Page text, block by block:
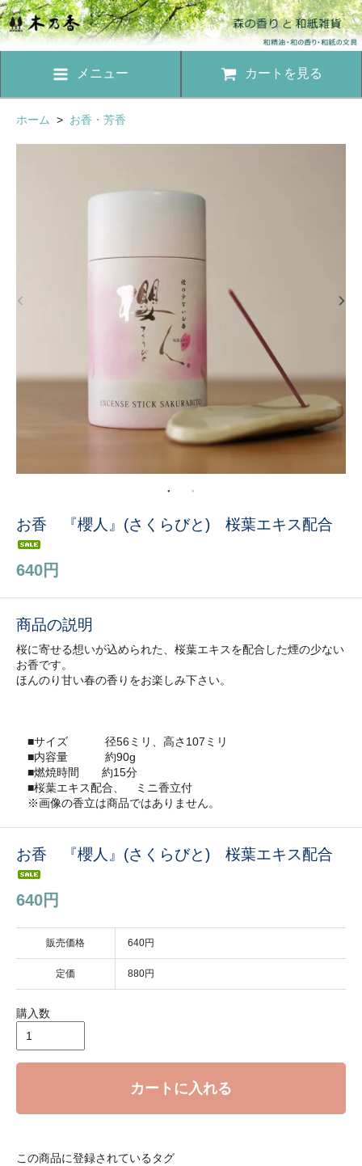
メニュー カートを見る
ホーム > お香・芳香
お香 『櫻人』(さくらびと) 桜葉エキス配合
640円
商品の説明
桜に寄せる想いが込められた、桜葉エキスを配合した煙の少ない
お香です。
ほんのり甘い春の香りをお楽しみ下さい。
■サイズ 径56ミリ、高さ107ミリ
■内容量 約90g
■燃焼時間 約15分
■桜葉エキス配合、 ミニ香立付
※画像の香立は商品ではありません。
お香 『櫻人』(さくらびと) 桜葉エキス配合
640円
販売価格 640円
定価 880円
購入数
カートに入れる
この商品に登録されているタグ